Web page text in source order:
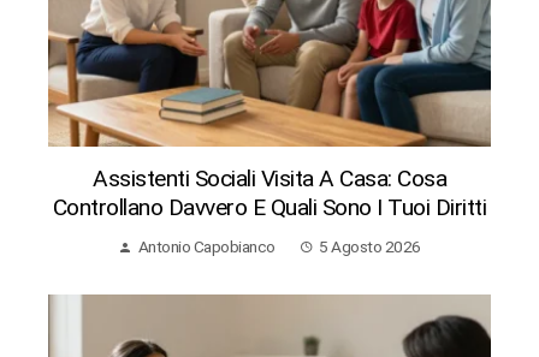
Assistenti Sociali Visita A Casa: Cosa
Controllano Davvero E Quali Sono I Tuoi Diritti
Antonio Capobianco 5 Agosto 2026